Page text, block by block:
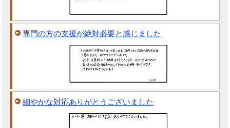
専門の方の支援が絶対必要と感じました
細やかな対応ありがとうございました